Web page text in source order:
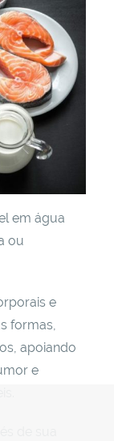
em água
ou
e
formas,
apoiando
e